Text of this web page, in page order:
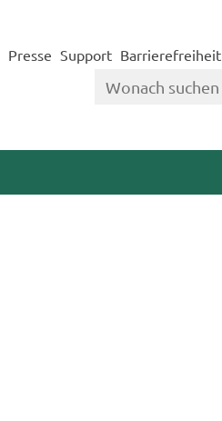
Presse Support Barrierefreiheit